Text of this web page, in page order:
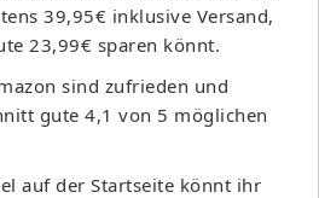
39,95€ inklusive Versand,
23,99€ sparen könnt.
sind zufrieden und
gute 4,1 von 5 möglichen
auf der Startseite könnt ihr